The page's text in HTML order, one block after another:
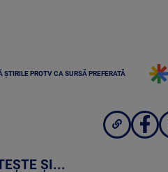
ȘTIRILE PROTV CA SURSĂ PREFERATĂ
ȘI...